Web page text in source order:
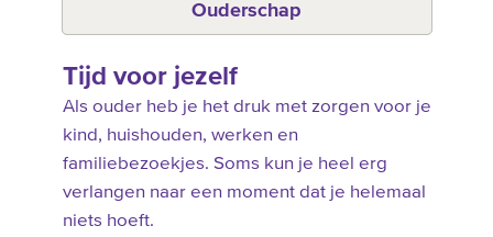
Ouderschap
Tijd voor jezelf
Als ouder heb je het druk met zorgen voor je
kind, huishouden, werken en
familiebezoekjes. Soms kun je heel erg
verlangen naar een moment dat je helemaal
niets hoeft.